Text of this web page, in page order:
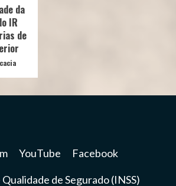
da
IR
de
YouTube Facebook
de Segurado (INSS)